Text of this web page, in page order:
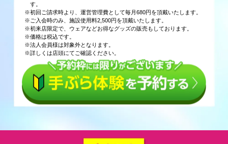
す。
※初回ご請求時より、運営管理費として毎月680円を頂戴いたします。
※ご入会時のみ、施設使用料2,500円を頂戴いたします。
※初来店限定で、ウェアなどお得なグッズの販売もしております。
※価格は税込です。
※法人会員様は対象外となります。
※詳しくは店頭にてご確認ください。